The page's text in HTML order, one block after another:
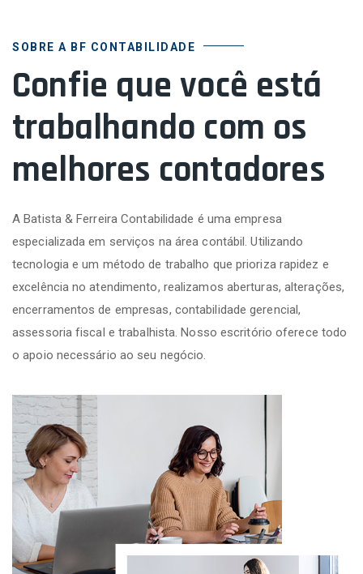
SOBRE A BF CONTABILIDADE
Confie que você está
trabalhando com os
melhores contadores
A Batista & Ferreira Contabilidade é uma empresa
especializada em serviços na área contábil. Utilizando
tecnologia e um método de trabalho que prioriza rapidez e
excelência no atendimento, realizamos aberturas, alterações,
encerramentos de empresas, contabilidade gerencial,
assessoria fiscal e trabalhista. Nosso escritório oferece todo
o apoio necessário ao seu negócio.